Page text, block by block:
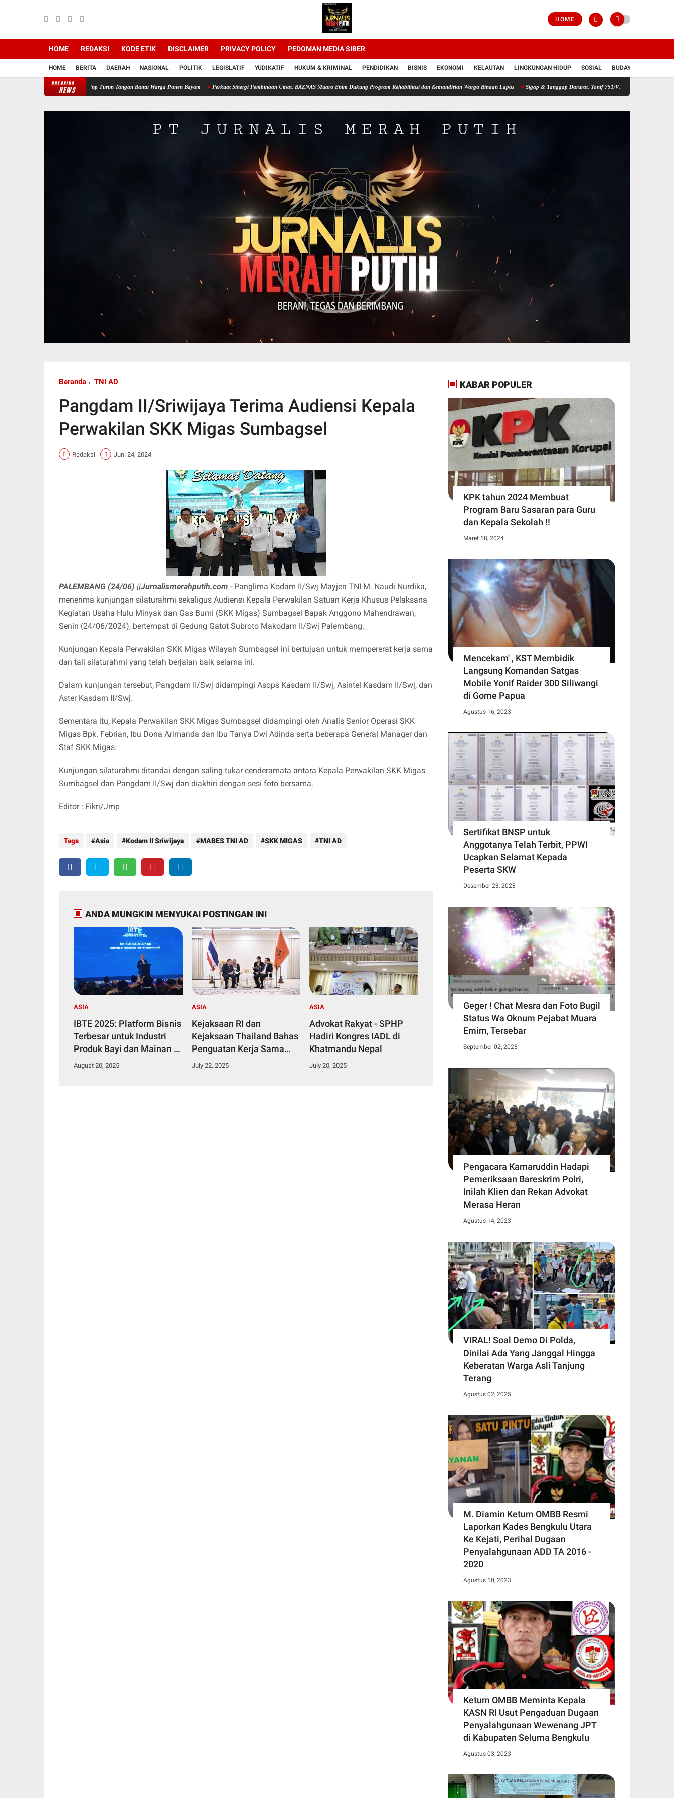
HOME
HOME REDAKSI KODE ETIK DISCLAIMER PRIVACY POLICY PEDOMAN MEDIA SIBER
HOME BERITA DAERAH NASIONAL POLITIK LEGISLATIF YUDIKATIF HUKUM & KRIMINAL PENDIDIKAN BISNIS EKONOMI KELAUTAN LINGKUNGAN HIDUP SOSIAL BUDAYA
BREAKING
NEWS
Babinsa Koramil 12/Tnp Turun Tangan Bantu Warga Panen Bayam Perkuat Sinergi Pembinaan Umat, BAZNAS Muara Enim Dukung Program Rehabilitasi dan Kemandirian Warga Binaan Lapas Sigap & Tanggap Darurat, Yonif 751/VJS Bantu Penanganan Warga
Beranda TNI AD
Pangdam II/Sriwijaya Terima Audiensi Kepala
Perwakilan SKK Migas Sumbagsel
Redaksi Juni 24, 2024
PALEMBANG (24/06) ||Jurnalismerahputih.com - Panglima Kodam II/Swj Mayjen TNI M. Naudi Nurdika,
menerima kunjungan silaturahmi sekaligus Audiensi Kepala Perwakilan Satuan Kerja Khusus Pelaksana
Kegiatan Usaha Hulu Minyak dan Gas Bumi (SKK Migas) Sumbagsel Bapak Anggono Mahendrawan,
Senin (24/06/2024), bertempat di Gedung Gatot Subroto Makodam II/Swj Palembang._
Kunjungan Kepala Perwakilan SKK Migas Wilayah Sumbagsel ini bertujuan untuk mempererat kerja sama
dan tali silaturahmi yang telah berjalan baik selama ini.
Dalam kunjungan tersebut, Pangdam II/Swj didampingi Asops Kasdam II/Swj, Asintel Kasdam II/Swj, dan
Aster Kasdam II/Swj.
Sementara itu, Kepala Perwakilan SKK Migas Sumbagsel didampingi oleh Analis Senior Operasi SKK
Migas Bpk. Febrian, Ibu Dona Arimanda dan Ibu Tanya Dwi Adinda serta beberapa General Manager dan
Staf SKK Migas.
Kunjungan silaturahmi ditandai dengan saling tukar cenderamata antara Kepala Perwakilan SKK Migas
Sumbagsel dan Pangdam II/Swj dan diakhiri dengan sesi foto bersama.
Editor : Fikri/Jmp
Tags Asia Kodam II Sriwijaya MABES TNI AD SKK MIGAS TNI AD
ANDA MUNGKIN MENYUKAI POSTINGAN INI
ASIA
IBTE 2025: Platform Bisnis
Terbesar untuk Industri
Produk Bayi dan Mainan di
Asia Tenggara
August 20, 2025
ASIA
Kejaksaan RI dan
Kejaksaan Thailand Bahas
Penguatan Kerja Sama
Hukum serta Rencana
July 22, 2025
ASIA
Advokat Rakyat - SPHP
Hadiri Kongres IADL di
Khatmandu Nepal
July 20, 2025
KABAR POPULER
KPK tahun 2024 Membuat
Program Baru Sasaran para Guru
dan Kepala Sekolah !!
Maret 18, 2024
Mencekam' , KST Membidik
Langsung Komandan Satgas
Mobile Yonif Raider 300 Siliwangi
di Gome Papua
Agustus 16, 2023
Sertifikat BNSP untuk
Anggotanya Telah Terbit, PPWI
Ucapkan Selamat Kepada
Peserta SKW
Desember 23, 2023
Geger ! Chat Mesra dan Foto Bugil
Status Wa Oknum Pejabat Muara
Emim, Tersebar
September 02, 2025
Pengacara Kamaruddin Hadapi
Pemeriksaan Bareskrim Polri,
Inilah Klien dan Rekan Advokat
Merasa Heran
Agustus 14, 2023
VIRAL! Soal Demo Di Polda,
Dinilai Ada Yang Janggal Hingga
Keberatan Warga Asli Tanjung
Terang
Agustus 02, 2025
M. Diamin Ketum OMBB Resmi
Laporkan Kades Bengkulu Utara
Ke Kejati, Perihal Dugaan
Penyalahgunaan ADD TA 2016 -
2020
Agustus 10, 2023
Ketum OMBB Meminta Kepala
KASN RI Usut Pengaduan Dugaan
Penyalahgunaan Wewenang JPT
di Kabupaten Seluma Bengkulu
Agustus 03, 2023